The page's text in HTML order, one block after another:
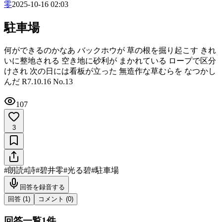
零2025-10-16 02:03
駐車場
何ができるのかなあ バックホウが 草の根を掘り起こす きれ
いに整地される 空き地に砂利が まかれている ロープで区分
けされ 次の日には看板が立った 無造作な草むらを なつかし
んだ R7.10.16 No.13
107
3
#朗読#詩#碧井零#光る碧#駐車場
回答を録音する
回答 (1 ) コメント (0)